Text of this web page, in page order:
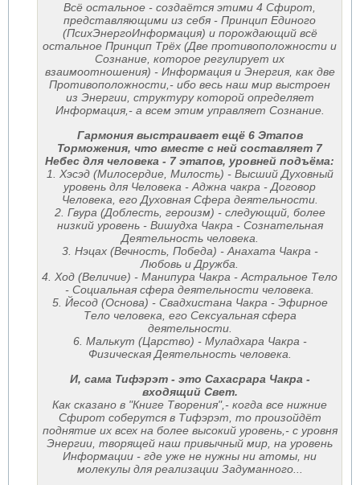
Всё остальное - создаётся этими 4 Сфирот,
представляющими из себя - Принцип Единого
(ПсихЭнергоИнформация) и порождающий всё
остальное Принцип Трёх (Две противоположности и
Сознание, которое регулирует их
взаимоотношения) - Информация и Энергия, как две
Противоположности,- ибо весь наш мир выстроен
из Энергии, структуру которой определяет
Информация,- а всем этим управляет Сознание.
Гармония выстраивает ещё 6 Этапов
Торможения, что вместе с ней составляет 7
Небес для человека - 7 этапов, уровней подъёма:
1. Хэсэд (Милосердие, Милость) - Высший Духовный
уровень для Человека - Аджна чакра - Договор
Человека, его Духовная Сфера деятельности.
2. Гвура (Доблесть, героизм) - следующий, более
низкий уровень - Вишудха Чакра - Сознательная
Деятельность человека.
3. Нэцах (Вечность, Победа) - Анахата Чакра -
Любовь и Дружба.
4. Ход (Величие) - Манипура Чакра - Астральное Тело
- Социальная сфера деятельности человека.
5. Йесод (Основа) - Свадхистана Чакра - Эфирное
Тело человека, его Сексуальная сфера
деятельности.
6. Малькут (Царство) - Муладхара Чакра -
Физическая Деятельность человека.
И, сама Тифэрэт - это Сахасрара Чакра -
входящий Свет.
Как сказано в "Книге Творения",- когда все нижние
Сфирот соберутся в Тифэрэт, то произойдёт
поднятие их всех на более высокий уровень,- с уровня
Энергии, творящей наш привычный мир, на уровень
Информации - где уже не нужны ни атомы, ни
молекулы для реализации Задуманного...